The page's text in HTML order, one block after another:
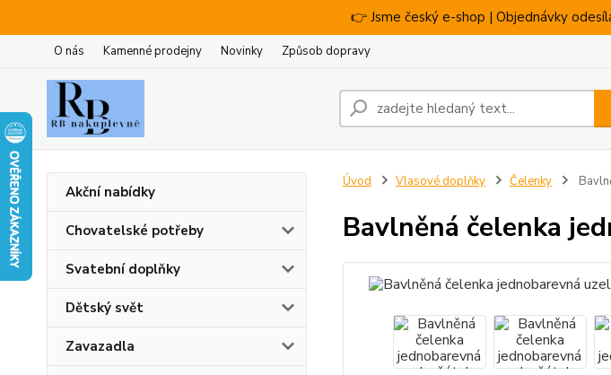
👉 Jsme český e-shop | Objednávky
O nás Kamenné prodejny Novinky Způsob dopravy
Akční nabídky
Chovatelské potřeby
Svatební doplňky
Dětský svět
Zavazadla
Úvod Vlasové doplňky Čelenky
Bavlněná čelenka